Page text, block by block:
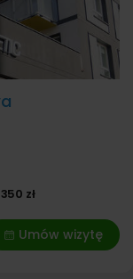
350 zł
Umów wizytę